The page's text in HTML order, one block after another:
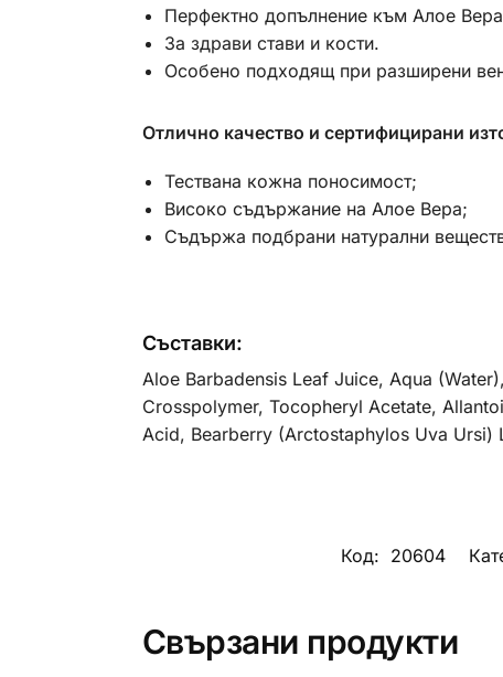
Перфектно допълнение към Алое
За здрави стави и кости.
Особено подходящ при разширени
Отлично качество и сертифицирани
Тествана кожна поносимост;
Високо съдържание на Алое Вера;
Съдържа подбрани натурални
Съставки:
Aloe Barbadensis Leaf Juice, Aqua
Crosspolymer, Tocopheryl Acetate,
Acid, Bearberry (Arctostaphylos Uva
Код: 20604
Свързани продукти